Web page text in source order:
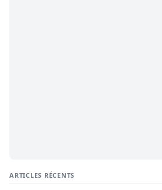
ARTICLES RÉCENTS